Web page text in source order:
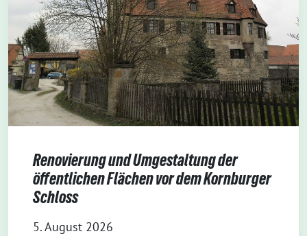
Renovierung und Umgestaltung der
öffentlichen Flächen vor dem Kornburger
Schloss
5. August 2026